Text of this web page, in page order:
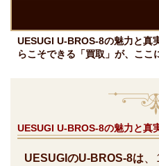
UESUGI U-BROS-8の魅力と真
らこそできる「買取」が、ここ
UESUGI U-BROS-8の魅力と真
UESUGIのU-BROS-8は